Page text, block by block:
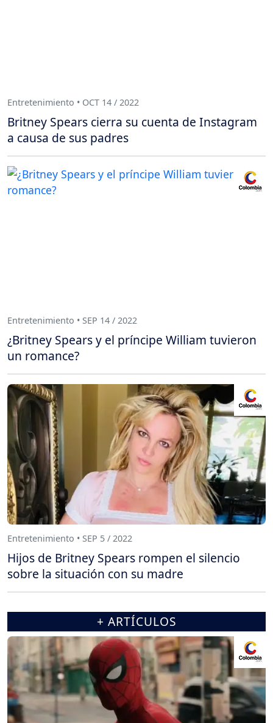
Entretenimiento • OCT 14 / 2022
Britney Spears cierra su cuenta de Instagram
a causa de sus padres
Entretenimiento • SEP 14 / 2022
¿Britney Spears y el príncipe William tuvieron
un romance?
Entretenimiento • SEP 5 / 2022
Hijos de Britney Spears rompen el silencio
sobre la situación con su madre
+ ARTÍCULOS